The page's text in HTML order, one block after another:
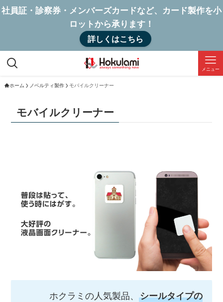
社員証・診察券・メンバーズカードなど、カード製作を小
ロットから承ります！
詳しくはこちら
メニュー
ホーム ノベルティ製作 モバイルクリーナー
モバイルクリーナー
ホクラミの人気製品、 シールタイプの